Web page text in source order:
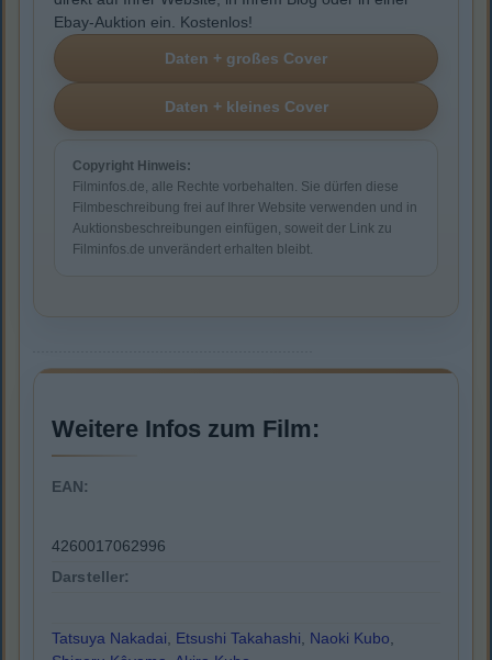
Ebay-Auktion ein. Kostenlos!
Copyright Hinweis:
Filminfos.de, alle Rechte vorbehalten. Sie dürfen diese
Filmbeschreibung frei auf Ihrer Website verwenden und in
Auktionsbeschreibungen einfügen, soweit der Link zu
Filminfos.de unverändert erhalten bleibt.
Weitere Infos zum Film:
EAN:
4260017062996
Darsteller:
Tatsuya Nakadai, Etsushi Takahashi, Naoki Kubo,